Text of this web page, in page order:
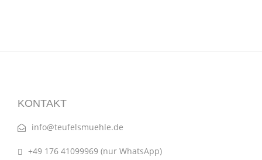
KONTAKT
info@teufelsmuehle.de
+49 176 41099969 (nur WhatsApp)